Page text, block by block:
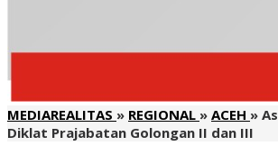
MEDIAREALITAS » REGIONAL » ACEH »
Diklat Prajabatan Golongan II dan III